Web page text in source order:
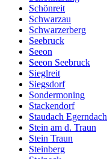
Schönreit
Schwarzau
Schwarzerberg
Seebruck
Seeon
Seeon Seebruck
Sieglreit
Siegsdorf
Sondermoning
Stackendorf
Staudach Egerndach
Stein am d. Traun
Stein Traun
Steinberg